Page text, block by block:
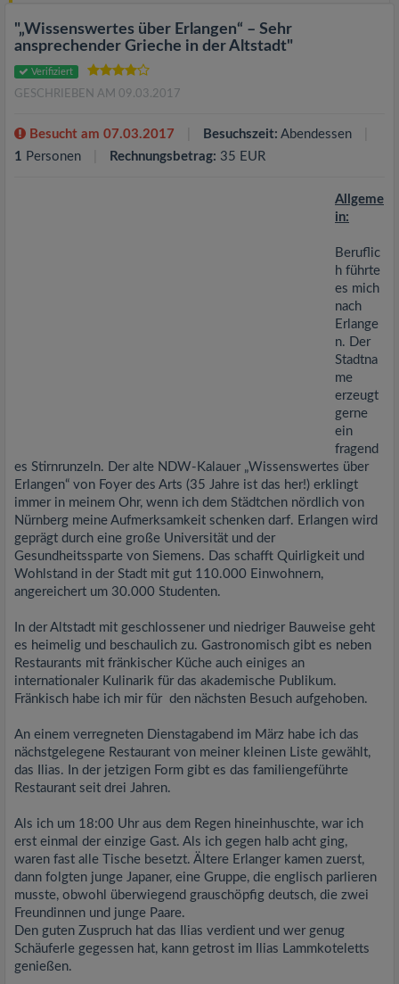
"„Wissenswertes über Erlangen“ – Sehr
ansprechender Grieche in der Altstadt"
Verifiziert
GESCHRIEBEN AM 09.03.2017
Besucht am 07.03.2017 Besuchszeit: Abendessen
1 Personen Rechnungsbetrag: 35 EUR
Allgeme
in:
Beruflic
h führte
es mich
nach
Erlange
n. Der
Stadtna
me
erzeugt
gerne
ein
fragend
es Stirnrunzeln. Der alte NDW-Kalauer „Wissenswertes über
Erlangen“ von Foyer des Arts (35 Jahre ist das her!) erklingt
immer in meinem Ohr, wenn ich dem Städtchen nördlich von
Nürnberg meine Aufmerksamkeit schenken darf. Erlangen wird
geprägt durch eine große Universität und der
Gesundheitssparte von Siemens. Das schafft Quirligkeit und
Wohlstand in der Stadt mit gut 110.000 Einwohnern,
angereichert um 30.000 Studenten.
In der Altstadt mit geschlossener und niedriger Bauweise geht
es heimelig und beschaulich zu. Gastronomisch gibt es neben
Restaurants mit fränkischer Küche auch einiges an
internationaler Kulinarik für das akademische Publikum.
Fränkisch habe ich mir für den nächsten Besuch aufgehoben.
An einem verregneten Dienstagabend im März habe ich das
nächstgelegene Restaurant von meiner kleinen Liste gewählt,
das Ilias. In der jetzigen Form gibt es das familiengeführte
Restaurant seit drei Jahren.
Als ich um 18:00 Uhr aus dem Regen hineinhuschte, war ich
erst einmal der einzige Gast. Als ich gegen halb acht ging,
waren fast alle Tische besetzt. Ältere Erlanger kamen zuerst,
dann folgten junge Japaner, eine Gruppe, die englisch parlieren
musste, obwohl überwiegend grauschöpfig deutsch, die zwei
Freundinnen und junge Paare.
Den guten Zuspruch hat das Ilias verdient und wer genug
Schäuferle gegessen hat, kann getrost im Ilias Lammkoteletts
genießen.
a
i